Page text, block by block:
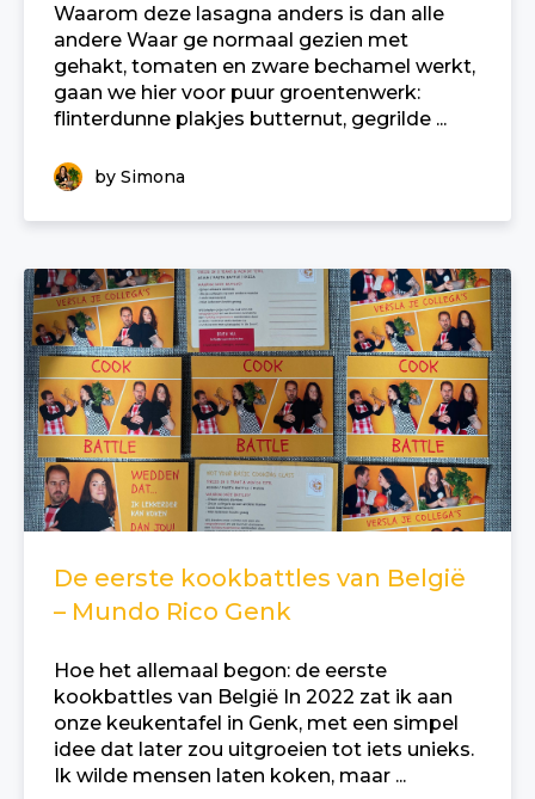
Waarom deze lasagna anders is dan alle
andere Waar ge normaal gezien met
gehakt, tomaten en zware bechamel werkt,
gaan we hier voor puur groentenwerk:
flinterdunne plakjes butternut, gegrilde ...
by Simona
De eerste kookbattles van België
– Mundo Rico Genk
Hoe het allemaal begon: de eerste
kookbattles van België In 2022 zat ik aan
onze keukentafel in Genk, met een simpel
idee dat later zou uitgroeien tot iets unieks.
Ik wilde mensen laten koken, maar ...